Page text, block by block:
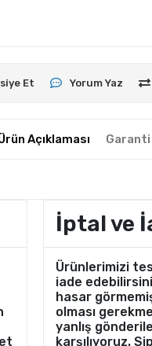
Et Yorum Yaz
Açıklaması
İptal ve
Ürünlerimizi
iade
hasar
olması
yanlış
karşılıyoruz.